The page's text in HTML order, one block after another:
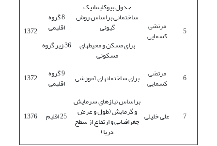
5 مرتضی
کسمایی
جدول بیوکلیماتیک
ساختمانی براساس روش
گیونی
برای مسکن و محیط­های
مسکونی
8 گروه
اقلیمی
36 زیر گروه
1372
6 مرتضی
کسمایی برای ساختمانهای آموزشی 9 گروه
اقلیمی 1372
7 علی خلیلی
براساس نیازهای سرمایش
و گرمایش (طول و عرض
جغرافیایی و ارتفاع از سطح
دریا)
25 اقلیم 1376